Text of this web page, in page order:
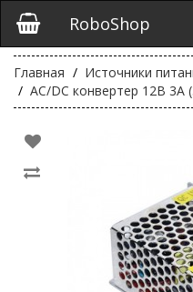
RoboShop
Главная Источники
AC/DC конвертер 12В 3А